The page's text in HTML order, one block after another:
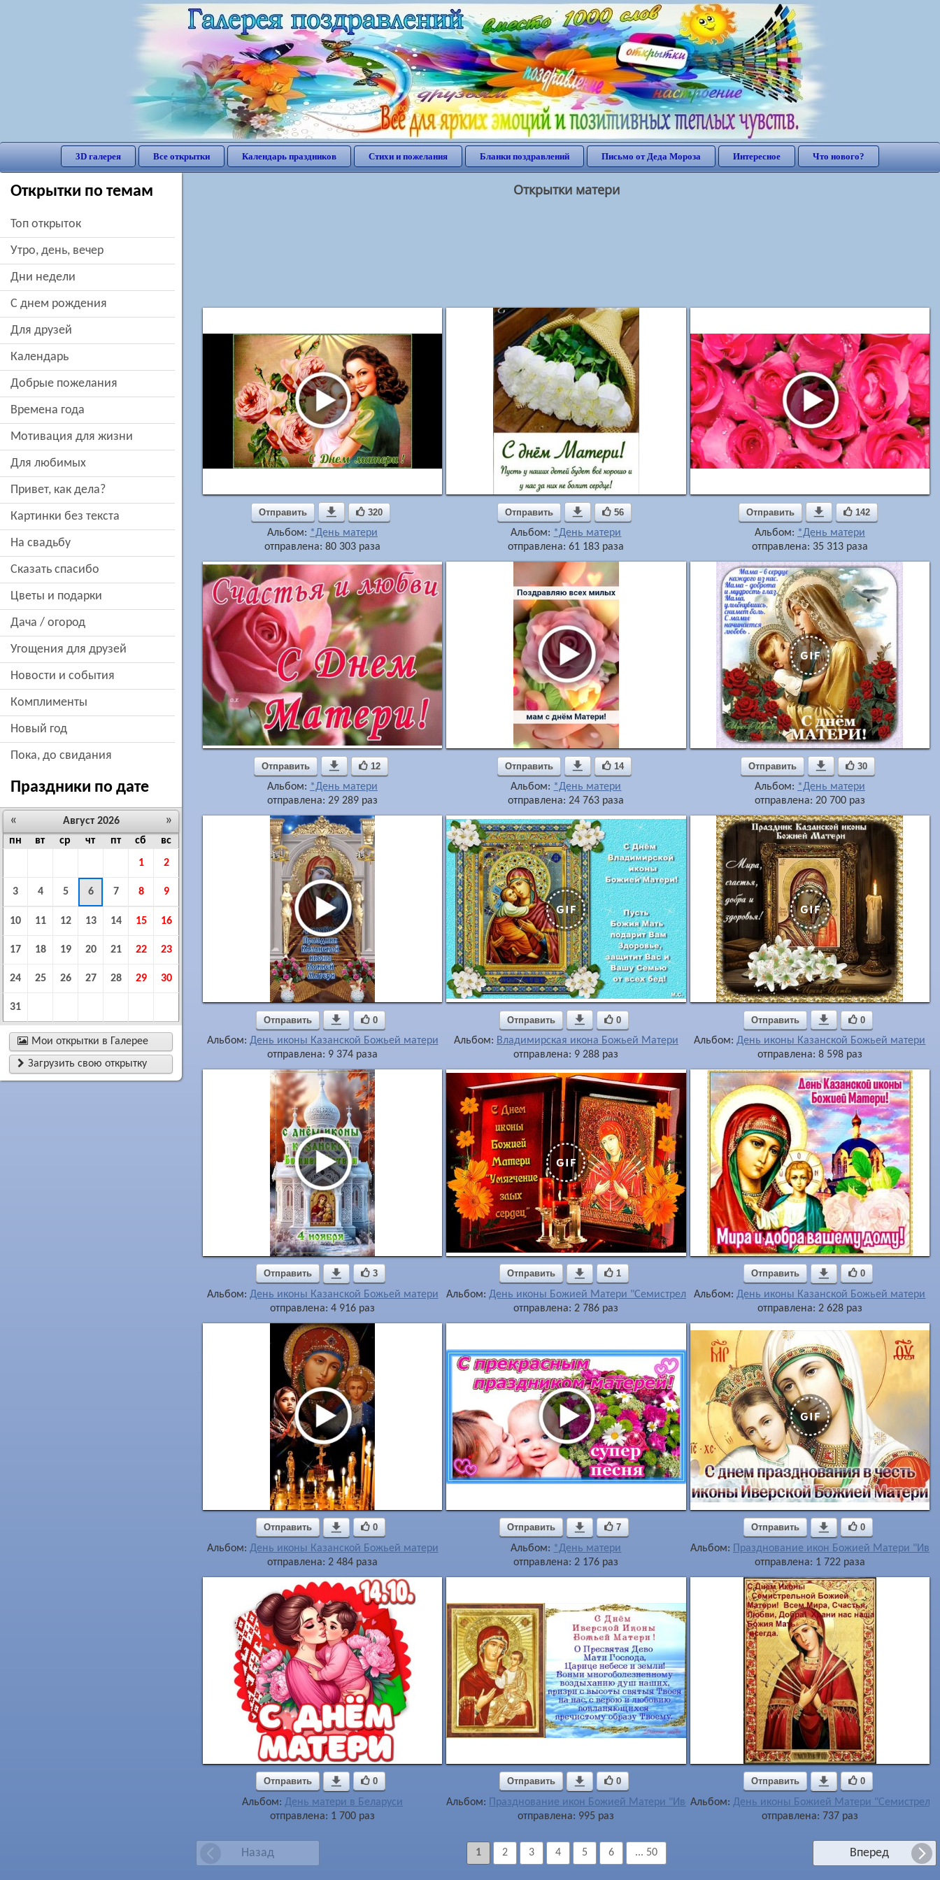
3D галерея Все открытки Календарь праздников Стихи и пожелания Бланки поздравлений Письмо от Деда Мороза Интересное Что нового?
Открытки по темам
Топ открыток
утро, день, вечер
дни недели
c днем рождения
для друзей
Календарь
добрые пожелания
времена года
мотивация для жизни
для любимых
привет, как дела?
картинки без текста
на свадьбу
сказать спасибо
цветы и подарки
дача / огород
угощения для друзей
новости и события
комплименты
новый год
пока, до свидания
Праздники по дате
« »
Август 2026
пн
вт ср чт пт сб
вс
1
2
3 4 5 6 7 8 9
10 11 12 13 14 15 16
17 18 19 20 21 22 23
24 25 26 27 28 29 30
31
 Мои открытки в Галерее
 Загрузить свою открытку
Открытки матери
Отправить  320
Альбом: *День матери
отправлена: 80 303 раза
Отправить  56
Альбом: *День матери
отправлена: 61 183 раза
Отправить  142
Альбом: *День матери
отправлена: 35 313 раза
Отправить  12
Альбом: *День матери
отправлена: 29 289 раз
Отправить  14
Альбом: *День матери
отправлена: 24 763 раза
Отправить  30
Альбом: *День матери
отправлена: 20 700 раз
Отправить  0
Альбом: День иконы Казанской Божьей матери
отправлена: 9 374 раза
Отправить  0
Альбом: Владимирская икона Божьей Матери
отправлена: 9 288 раз
Отправить  0
Альбом:День иконы Казанской Божьей матери
отправлена: 8 598 раз
Отправить  3
Альбом: День иконы Казанской Божьей матери
отправлена: 4 916 раз
Отправить  1
Альбом:День иконы Божией Матери "Семистрельная"
отправлена: 2 786 раз
Отправить  0
Альбом:День иконы Казанской Божьей матери
отправлена: 2 628 раз
Отправить  0
Альбом: День иконы Казанской Божьей матери
отправлена: 2 484 раза
Отправить  7
Альбом: *День матери
отправлена: 2 176 раз
Отправить  0
Альбом:
Празднование икон Божией Матери
отправлена: 1 722 раза
Отправить  0
Альбом: День матери в Беларуси
отправлена: 1 700 раз
Отправить  0
Альбом:
Празднование икон Божией Матери "Иверская" и«Одигитрия» Седмиезерная.
отправлена: 995 раз
Отправить  0
Альбом: День иконы Божией Матери
отправлена: 737 раз
Назад Вперед
1 2 3 4 5 6 ... 50